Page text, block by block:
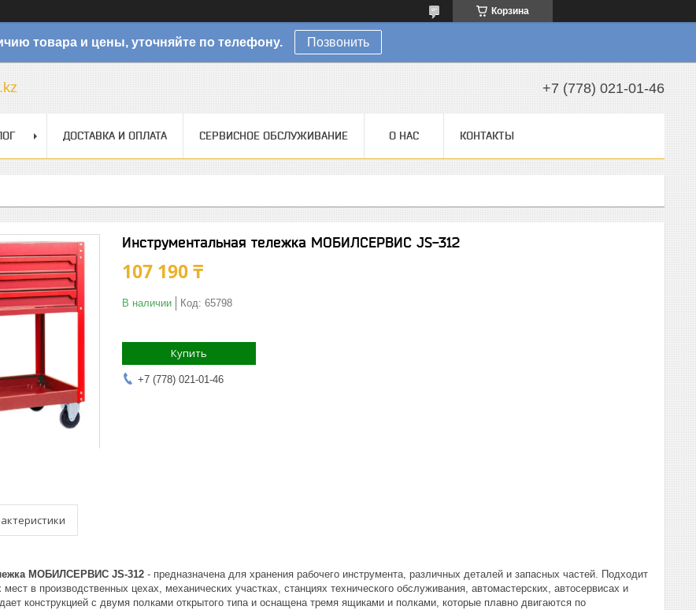
Корзина
товара и цены, уточняйте по телефону. Позвонить
+7 (778) 021-01-46
ДОСТАВКА И ОПЛАТА СЕРВИСНОЕ ОБСЛУЖИВАНИЕ О НАС КОНТАКТЫ
Инструментальная тележка МОБИЛСЕРВИС JS-312
107 190 ₸
В наличии Код: 65798
Купить
+7 (778) 021-01-46
МОБИЛСЕРВИС JS-312 - предназначена для хранения рабочего инструмента, различных деталей и запасных частей. Подходит
в производственных цехах, механических участках, станциях технического обслуживания, автомастерских, автосервисах и
конструкцией с двумя полками открытого типа и оснащена тремя ящиками и полками, которые плавно двигаются по